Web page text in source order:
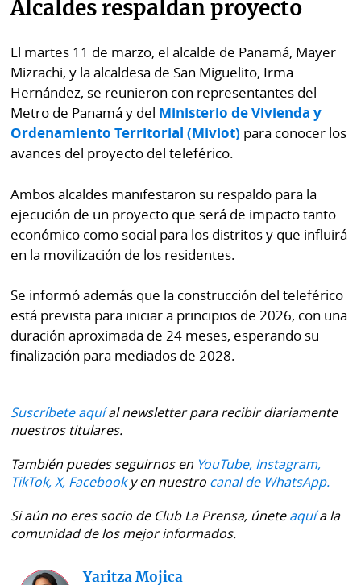
Alcaldes respaldan proyecto
El martes 11 de marzo, el alcalde de Panamá, Mayer
Mizrachi, y la alcaldesa de San Miguelito, Irma
Hernández, se reunieron con representantes del
Metro de Panamá y del Ministerio de Vivienda y
Ordenamiento Territorial (Miviot) para conocer los
avances del proyecto del teleférico.
Ambos alcaldes manifestaron su respaldo para la
ejecución de un proyecto que será de impacto tanto
económico como social para los distritos y que influirá
en la movilización de los residentes.
Se informó además que la construcción del teleférico
está prevista para iniciar a principios de 2026, con una
duración aproximada de 24 meses, esperando su
finalización para mediados de 2028.
Suscríbete aquíal newsletter para recibir diariamente
nuestros titulares.
También puedes seguirnos en YouTube, Instagram,
TikTok, X, Facebooky en nuestro canal de WhatsApp.
Si aún no eres socio de Club La Prensa, úneteaquía la
comunidad de los mejor informados.
Yaritza Mojica